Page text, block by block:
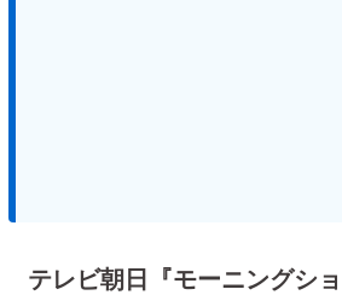
テレビ朝日『モーニングショ